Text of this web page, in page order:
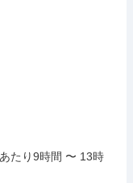
たり9時間 〜 13時